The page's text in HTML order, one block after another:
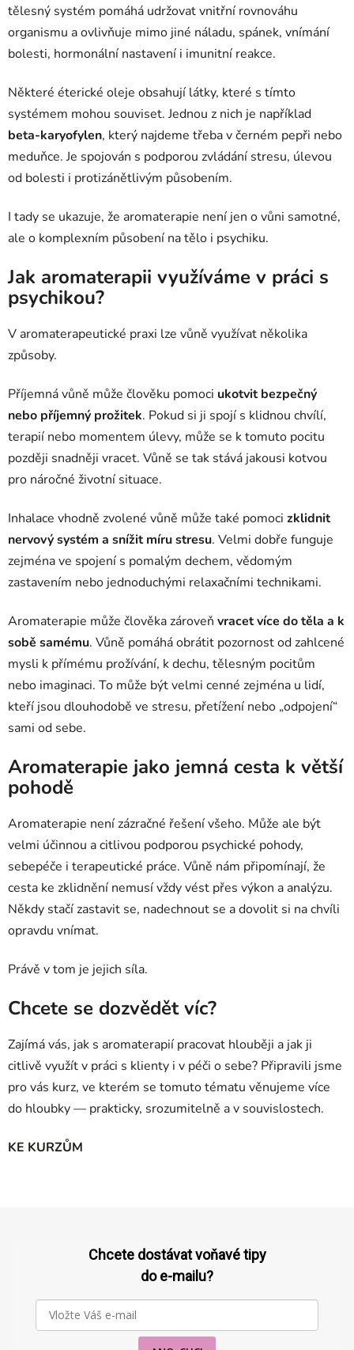
tělesný systém pomáhá udržovat vnitřní rovnováhu
organismu a ovlivňuje mimo jiné náladu, spánek, vnímání
bolesti, hormonální nastavení i imunitní reakce.
Některé éterické oleje obsahují látky, které s tímto
systémem mohou souviset. Jednou z nich je například
beta-karyofylen, který najdeme třeba v černém pepři nebo
meduňce. Je spojován s podporou zvládání stresu, úlevou
od bolesti i protizánětlivým působením.
I tady se ukazuje, že aromaterapie není jen o vůni samotné,
ale o komplexním působení na tělo i psychiku.
Jak aromaterapii využíváme v práci s
psychikou?
V aromaterapeutické praxi lze vůně využívat několika
způsoby.
Příjemná vůně může člověku pomoci ukotvit bezpečný
nebo příjemný prožitek. Pokud si ji spojí s klidnou chvílí,
terapií nebo momentem úlevy, může se k tomuto pocitu
později snadněji vracet. Vůně se tak stává jakousi kotvou
pro náročné životní situace.
Inhalace vhodně zvolené vůně může také pomoci zklidnit
nervový systém a snížit míru stresu. Velmi dobře funguje
zejména ve spojení s pomalým dechem, vědomým
zastavením nebo jednoduchými relaxačními technikami.
Aromaterapie může člověka zároveň vracet více do těla a k
sobě samému. Vůně pomáhá obrátit pozornost od zahlcené
mysli k přímému prožívání, k dechu, tělesným pocitům
nebo imaginaci. To může být velmi cenné zejména u lidí,
kteří jsou dlouhodobě ve stresu, přetížení nebo „odpojení“
sami od sebe.
Aromaterapie jako jemná cesta k větší
pohodě
Aromaterapie není zázračné řešení všeho. Může ale být
velmi účinnou a citlivou podporou psychické pohody,
sebepéče i terapeutické práce. Vůně nám připomínají, že
cesta ke zklidnění nemusí vždy vést přes výkon a analýzu.
Někdy stačí zastavit se, nadechnout se a dovolit si na chvíli
opravdu vnímat.
Právě v tom je jejich síla.
Chcete se dozvědět víc?
Zajímá vás, jak s aromaterapií pracovat hlouběji a jak ji
citlivě využít v práci s klienty i v péči o sebe? Připravili jsme
pro vás kurz, ve kterém se tomuto tématu věnujeme více
do hloubky — prakticky, srozumitelně a v souvislostech.
KE KURZŮM
Chcete dostávat voňavé tipy
do e-mailu?